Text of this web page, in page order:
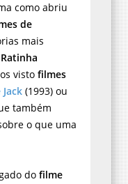
como abriu
de
mais
visto filmes
(1993) ou
também
o que uma
do filme